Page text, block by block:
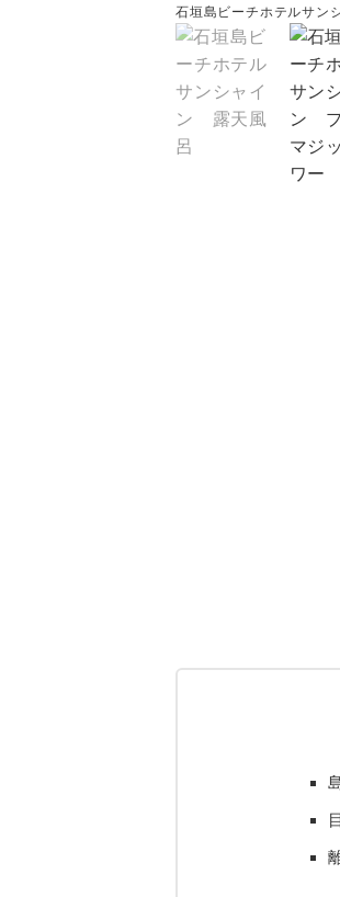
石垣島ビーチホテルサン